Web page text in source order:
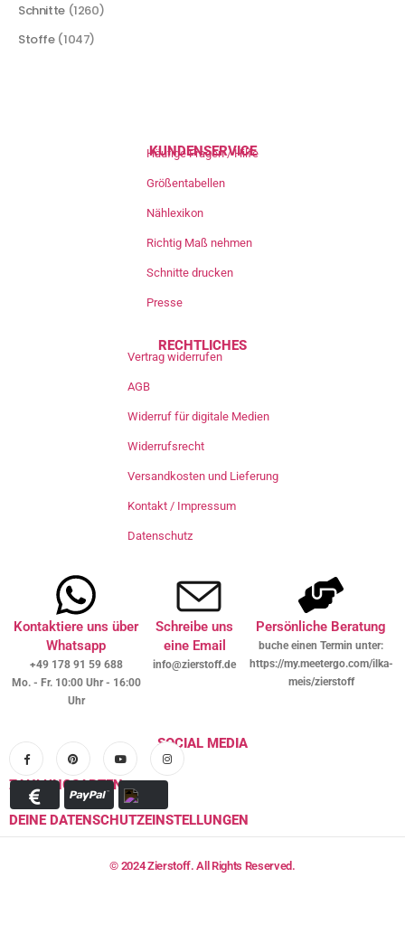
Schnitte (1260)
Stoffe (1047)
KUNDENSERVICE
Häufige Fragen / Hilfe
Größentabellen
Nählexikon
Richtig Maß nehmen
Schnitte drucken
Presse
RECHTLICHES
Vertrag widerrufen
AGB
Widerruf für digitale Medien
Widerrufsrecht
Versandkosten und Lieferung
Kontakt / Impressum
Datenschutz
Kontaktiere uns über
Whatsapp
+49 178 91 59 688
Mo. - Fr. 10:00 Uhr - 16:00
Uhr
Schreibe uns
eine Email
info@zierstoff.de
Persönliche Beratung
buche einen Termin unter:
https://my.meetergo.com/ilka-
meis/zierstoff
SOCIAL MEDIA
ZAHLUNGSARTEN
DEINE DATENSCHUTZEINSTELLUNGEN
© 2024 Zierstoff. All Rights Reserved.